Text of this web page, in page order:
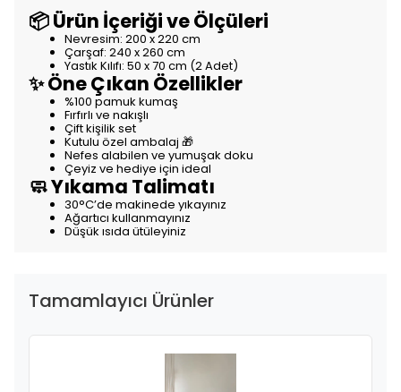
📦 Ürün İçeriği ve Ölçüleri
Nevresim: 200 x 220 cm
Çarşaf: 240 x 260 cm
Yastık Kılıfı: 50 x 70 cm (2 Adet)
✨ Öne Çıkan Özellikler
%100 pamuk kumaş
Fırfırlı ve nakışlı
Çift kişilik set
Kutulu özel ambalaj 🎁
Nefes alabilen ve yumuşak doku
Çeyiz ve hediye için ideal
🧼 Yıkama Talimatı
30°C’de makinede yıkayınız
Ağartıcı kullanmayınız
Düşük ısıda ütüleyiniz
Tamamlayıcı Ürünler